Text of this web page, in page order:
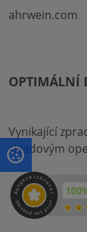
ahrwein.com
OPTIMÁLNÍ
Vynikající
skladovým